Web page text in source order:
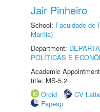
Jair Pinheiro
School: Faculdade de
Marília)
Department:
POLÍTICAS E
Academic
title: MS-5.2
Orcid
CV
Fapesp